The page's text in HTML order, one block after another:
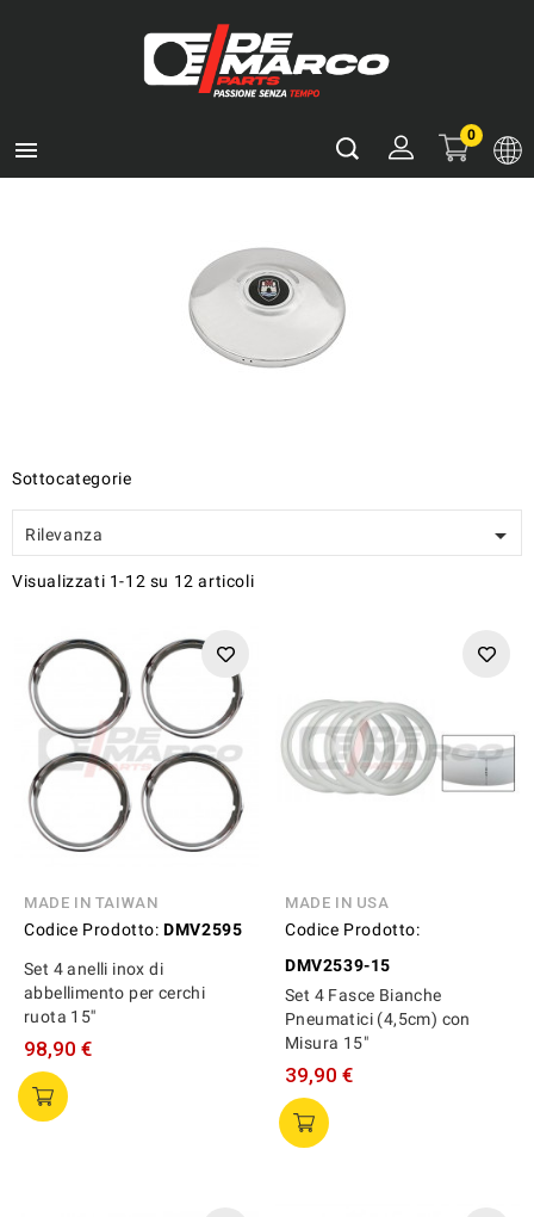

0
Sottocategorie
Rilevanza 
Visualizzati 1-12 su 12 articoli
MADE IN TAIWAN
Codice Prodotto: DMV2595
Set 4 anelli inox di
abbellimento per cerchi
ruota 15''
98,90 €
MADE IN USA
Codice Prodotto:
DMV2539-15
Set 4 Fasce Bianche
Pneumatici (4,5cm) con
Misura 15"
39,90 €